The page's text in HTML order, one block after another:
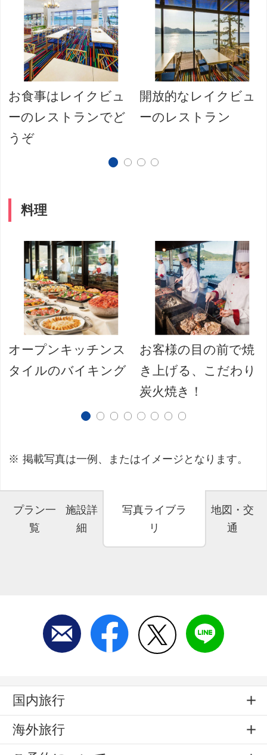
お食事はレイクビュ
ーのレストランでど
うぞ
開放的なレイクビュ
ーのレストラン
料理
オープンキッチンス
タイルのバイキング
お客様の目の前で焼
き上げる、こだわり
炭火焼き！
掲載写真は一例、またはイメージとなります。
プラン一
覧
施設詳
細
写真ライブラ
リ
地図・交
通
国内旅行
海外旅行